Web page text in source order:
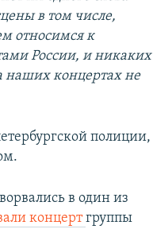
в том числе,
относимся к
России, и никаких
наших концертах не
полиции,
в один из
концерт группы